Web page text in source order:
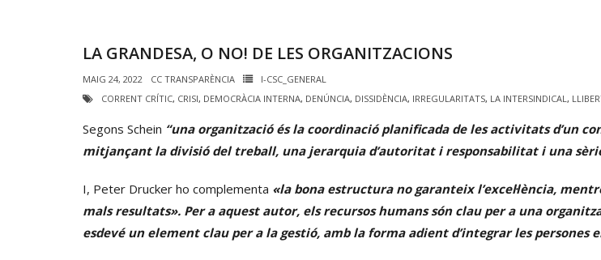
LA GRANDESA, O NO! DE LES ORGANITZACIONS
MAIG 24, 2022 CC TRANSPARÈNCIA
I-CSC_GENERAL
CORRENT CRÍTIC, CRISI, DEMOCRÀCIA INTERNA, DENÚNCIA, DISSIDÈNCIA, IRREGULARITATS, LA INTERSINDICAL,
Segons Schein “una organització és la coordinació planificada de les activitats d’un
mitjançant la divisió del treball, una jerarquia d’autoritat i responsabilitat i una
I, Peter Drucker ho complementa «la bona estructura no garanteix l’excel·lència,
mals resultats». Per a aquest autor, els recursos humans són clau per a una
esdevé un element clau per a la gestió, amb la forma adient d’integrar les persones